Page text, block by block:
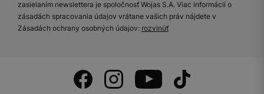
zasielaním newslettera je spoločnosť Wojas S.A. Viac informácií o
zásadách spracovania údajov vrátane vašich práv nájdete v
Zásadách ochrany osobných údajov: rozvinúť